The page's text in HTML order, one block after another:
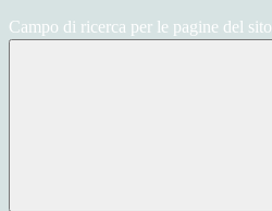
Campo di ricerca per le pagine del sito